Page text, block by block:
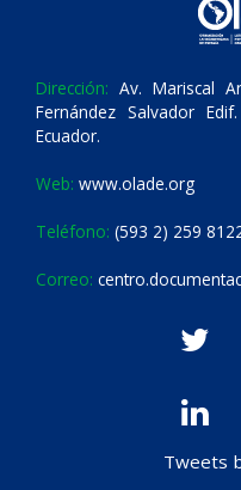
Dirección: Av. Mariscal
Fernández Salvador
Ecuador.
Web: www.olade.org
Teléfono: (593 2) 259
Correo:
Tweets